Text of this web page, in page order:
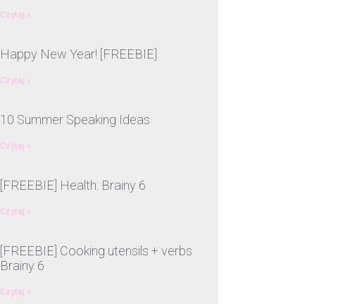
Czytaj »
Happy New Year! [FREEBIE]
Czytaj »
10 Summer Speaking Ideas
Czytaj »
[FREEBIE] Health: Brainy 6
Czytaj »
[FREEBIE] Cooking utensils + verbs
Brainy 6
Czytaj »